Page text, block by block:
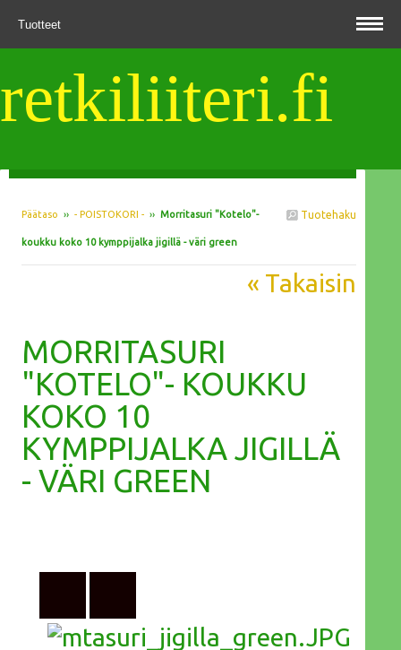
Tuotteet
retkiliiteri.fi
Tuotehaku
Päätaso ›› - POISTOKORI - ›› Morritasuri "Kotelo"-
koukku koko 10 kymppijalka jigillä - väri green
« Takaisin
MORRITASURI
"KOTELO"- KOUKKU
KOKO 10
KYMPPIJALKA JIGILLÄ
- VÄRI GREEN